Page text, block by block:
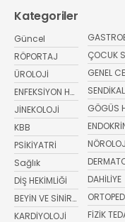
Kategoriler
Güncel
RÖPORTAJ
ÜROLOJİ
ENFEKSİYON HASTALIKLARI
JİNEKOLOJİ
KBB
PSİKİYATRİ
Sağlık
DİŞ HEKİMLİĞİ
BEYİN VE SİNİR CERRAHİSİ
KARDİYOLOJİ
ÇOCUK
GENEL
GÖGÜS
DAHİLİYE
FİZİK